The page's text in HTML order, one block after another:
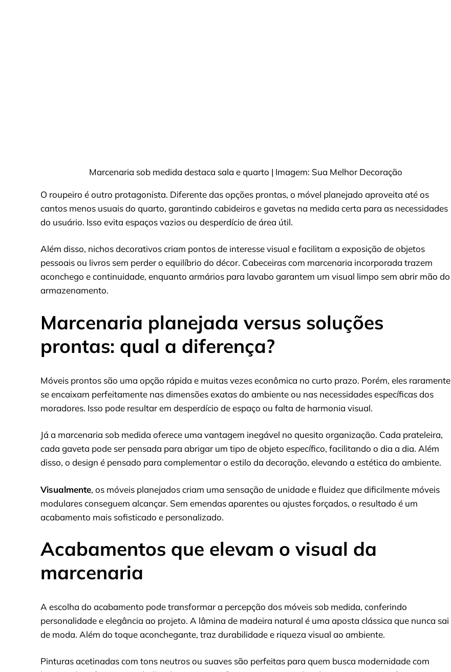
Marcenaria sob medida destaca sala e quarto | Imagem: Sua Melhor Decoração
O roupeiro é outro protagonista. Diferente das opções prontas, o móvel planejado aproveita até os
cantos menos usuais do quarto, garantindo cabideiros e gavetas na medida certa para as necessidades
do usuário. Isso evita espaços vazios ou desperdício de área útil.
Além disso, nichos decorativos criam pontos de interesse visual e facilitam a exposição de objetos
pessoais ou livros sem perder o equilíbrio do décor. Cabeceiras com marcenaria incorporada trazem
aconchego e continuidade, enquanto armários para lavabo garantem um visual limpo sem abrir mão do
armazenamento.
Marcenaria planejada versus soluções
prontas: qual a diferença?
Móveis prontos são uma opção rápida e muitas vezes econômica no curto prazo. Porém, eles raramente
se encaixam perfeitamente nas dimensões exatas do ambiente ou nas necessidades específicas dos
moradores. Isso pode resultar em desperdício de espaço ou falta de harmonia visual.
Já a marcenaria sob medida oferece uma vantagem inegável no quesito organização. Cada prateleira,
cada gaveta pode ser pensada para abrigar um tipo de objeto específico, facilitando o dia a dia. Além
disso, o design é pensado para complementar o estilo da decoração, elevando a estética do ambiente.
Visualmente, os móveis planejados criam uma sensação de unidade e fluidez que dificilmente móveis
modulares conseguem alcançar. Sem emendas aparentes ou ajustes forçados, o resultado é um
acabamento mais sofisticado e personalizado.
Acabamentos que elevam o visual da
marcenaria
A escolha do acabamento pode transformar a percepção dos móveis sob medida, conferindo
personalidade e elegância ao projeto. A lâmina de madeira natural é uma aposta clássica que nunca sai
de moda. Além do toque aconchegante, traz durabilidade e riqueza visual ao ambiente.
Pinturas acetinadas com tons neutros ou suaves são perfeitas para quem busca modernidade com